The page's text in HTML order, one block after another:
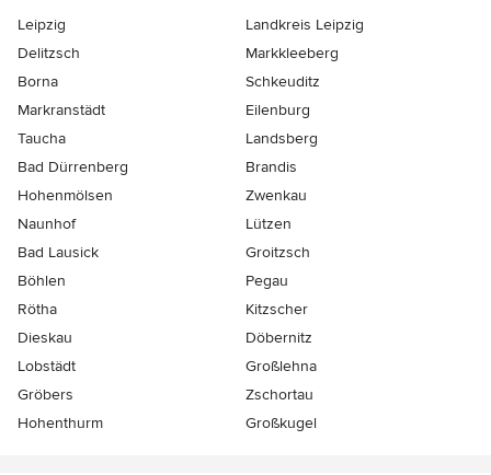
Leipzig
Landkreis Leipzig
Delitzsch
Markkleeberg
Borna
Schkeuditz
Markranstädt
Eilenburg
Taucha
Landsberg
Bad Dürrenberg
Brandis
Hohenmölsen
Zwenkau
Naunhof
Lützen
Bad Lausick
Groitzsch
Böhlen
Pegau
Rötha
Kitzscher
Dieskau
Döbernitz
Lobstädt
Großlehna
Gröbers
Zschortau
Hohenthurm
Großkugel